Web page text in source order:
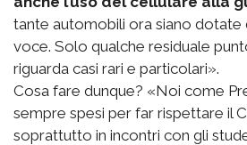
tante automobili ora siano dotate
voce. Solo qualche residuale
riguarda casi rari e particolari».
Cosa fare dunque? «Noi come
sempre spesi per far rispettare il
soprattutto in incontri con gli